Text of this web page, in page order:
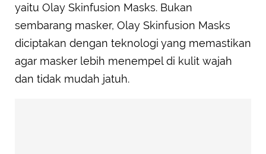
yaitu Olay Skinfusion Masks. Bukan
sembarang masker, Olay Skinfusion Masks
diciptakan dengan teknologi yang memastikan
agar masker lebih menempel di kulit wajah
dan tidak mudah jatuh.